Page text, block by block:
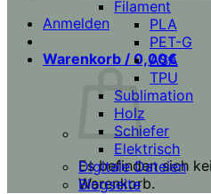
Anmelden
Warenkorb / 0,00€
Es befinden sich
Warenkorb.
Filament
PLA
PET-G
ASA
TPU
Sublimation
Holz
Schiefer
Elektrisch
Digitale Dateien
Blogseite